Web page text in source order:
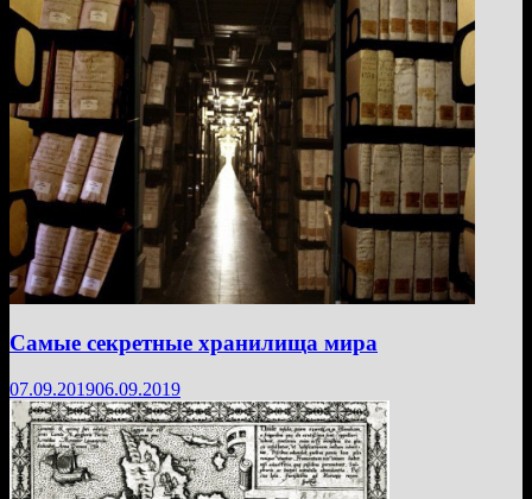
Самые секретные хранилища мира
07.09.201906.09.2019